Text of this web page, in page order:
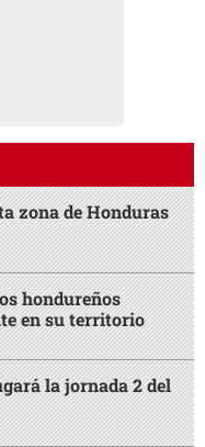
zona de Honduras
hondureños
en su territorio
la jornada 2 del